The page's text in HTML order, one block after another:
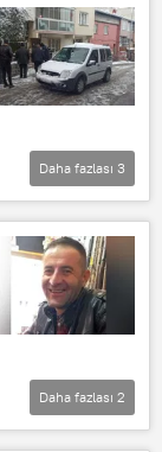
Daha fazlası 3
Daha fazlası 2